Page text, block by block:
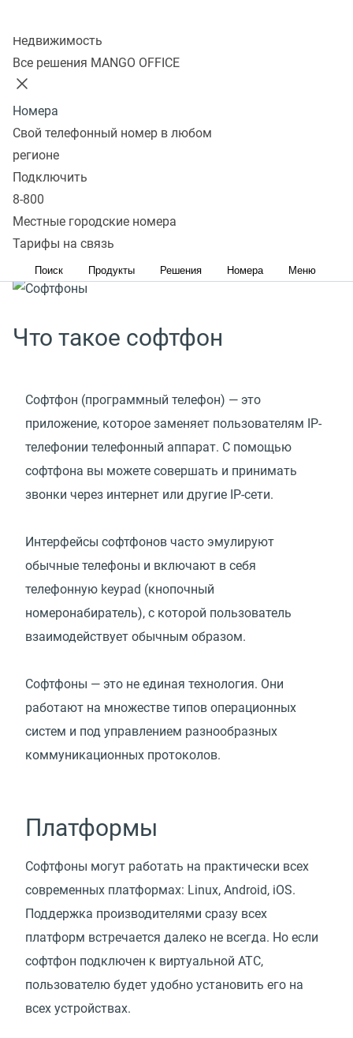
Недвижимость
Все решения MANGO OFFICE
Номера
Свой телефонный номер в любом
регионе
Подключить
8-800
Местные городские номера
Тарифы на связь
Поиск Продукты Решения Номера Меню
Скачивая приложение вы принимаете условия
пользовательского соглашения
Что такое софтфон
Софтфон (программный телефон) — это
приложение, которое заменяет пользователям IP-
телефонии телефонный аппарат. С помощью
софтфона вы можете совершать и принимать
звонки через интернет или другие IP-сети.
Интерфейсы софтфонов часто эмулируют
обычные телефоны и включают в себя
телефонную keypad (кнопочный
номеронабиратель), с которой пользователь
взаимодействует обычным образом.
Софтфоны — это не единая технология. Они
работают на множестве типов операционных
систем и под управлением разнообразных
коммуникационных протоколов.
Платформы
Софтфоны могут работать на практически всех
современных платформах: Linux, Android, iOS.
Поддержка производителями сразу всех
платформ встречается далеко не всегда. Но если
софтфон подключен к виртуальной АТС,
пользователю будет удобно установить его на
всех устройствах.